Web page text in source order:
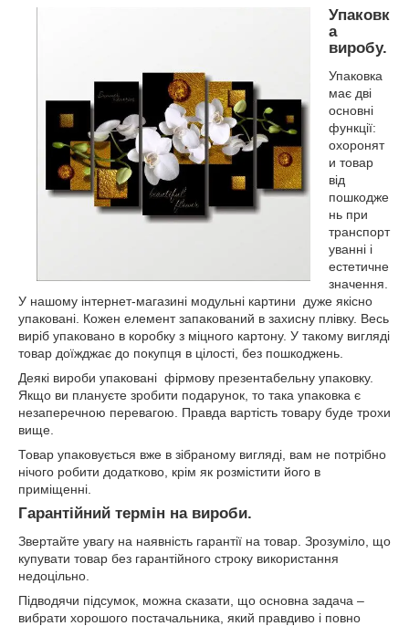
Упаковк
а
виробу.
Упаковка
має дві
основні
функції:
охоронят
и товар
від
пошкодже
нь при
транспорт
уванні і
естетичне
значення.
У нашому інтернет-магазині модульні картини
дуже якісно
упаковані. Кожен елемент запакований в захисну плівку. Весь
виріб упаковано в коробку з міцного картону. У такому вигляді
товар доїжджає до покупця в цілості, без пошкоджень.
Деякі вироби упаковані фірмову презентабельну упаковку.
Якщо ви плануєте зробити подарунок, то така упаковка є
незаперечною перевагою. Правда вартість товару буде трохи
вище.
Товар упаковується вже в зібраному вигляді, вам не потрібно
нічого робити додатково, крім як розмістити його в
приміщенні.
Гарантійний термін на вироби.
Звертайте увагу на наявність гарантії на товар. Зрозуміло, що
купувати товар без гарантійного строку використання
недоцільно.
Підводячи підсумок, можна сказати, що основна задача –
вибрати хорошого постачальника, який правдиво і повно